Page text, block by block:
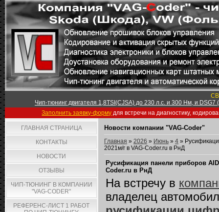
Чип-тюнинг двигателя 1,8TSI(CJSA) до 230 л.с. и 300 Нм, и
Заполнить заявку-форму для встречи на диагностику,
ГЛАВНАЯ СТРАНИЦА
КОНТАКТЫ
НОВОСТИ
ОТЗЫВЫ
ЧИП-ТЮНИНГ В КОМПАНИИ
"VAG-CODER"
РЕФЕРЕНС-ЛИСТ 1 РАБОТ
Новости компании "VAG-Coder"
Главная » 2026 » Июнь » 4 »
2021м/г в VAG-Coder.ru в РнД
Русификация панели приборов
Coder.ru в РнД
На встречу в
владелец